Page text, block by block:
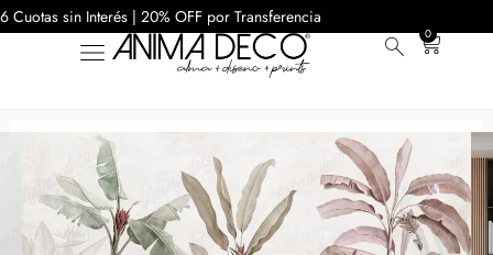
6 Cuotas sin Interés | 20% OFF por Transferencia
0